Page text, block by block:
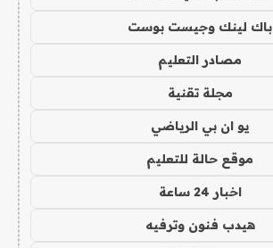
باك لينك وجيست بوست
مصادر التعليم
مجلة تقنية
يو ان بي الرياضي
موقع حالة للتعليم
اخبار 24 ساعة
هيدب فنون وترفيه